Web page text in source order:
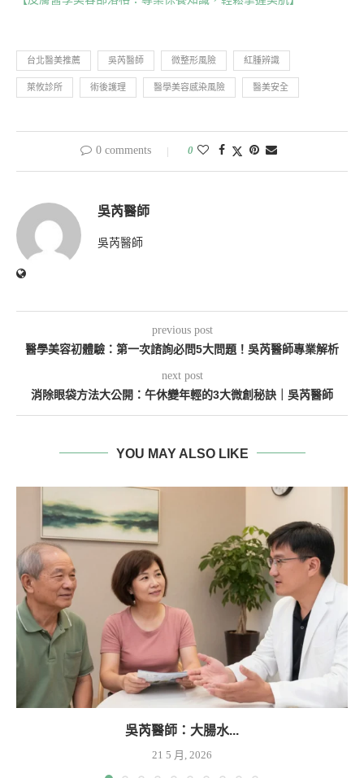
台北醫美推薦 吳芮醫師 微整形風險 紅腫辨識
萊攸診所 術後護理 醫學美容感染風險 醫美安全
0 comments 0
吳芮醫師
吳芮醫師
previous post
醫學美容初體驗：第一次諮詢必問5大問題！吳芮醫師專業解析
next post
消除眼袋方法大公開：午休變年輕的3大微創秘訣｜吳芮醫師
YOU MAY ALSO LIKE
吳芮醫師：大腸水...
21 5 月, 2026